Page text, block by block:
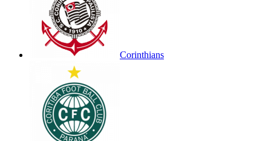
Corinthians